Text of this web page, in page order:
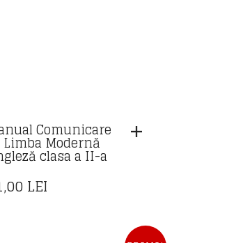
Comunicare
Modernă
clasa a II-a
LEI